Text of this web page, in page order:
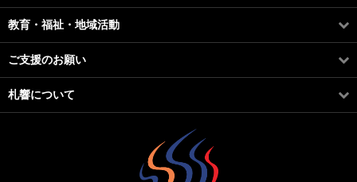
教育・福祉・地域活動
ご支援のお願い
札響について